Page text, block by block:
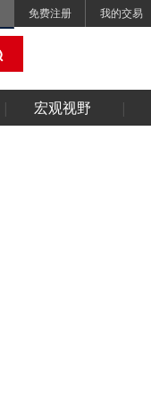
免费注册 我的交易
宏观视野